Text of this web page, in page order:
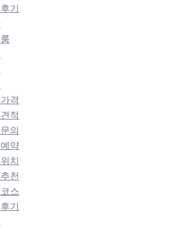
기
격
적
의
약
치
천
스
기